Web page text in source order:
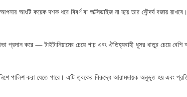
আপনার আংটি কয়েক দশক ধরে বিবর্ণ বা অক্সিডাইজ না হয়ে তার সৌন্দর্য বজায় রাখবে।
প্রদান করে — টাইটানিয়ামের চেয়ে গাঢ় এবং ঐতিহ্যবাহী ধূসর ধাতুর চেয়ে
পালিশ করা যেতে পারে। এটি ত্বকের বিরুদ্ধে আরামদায়ক অনুভূত হয় এবং